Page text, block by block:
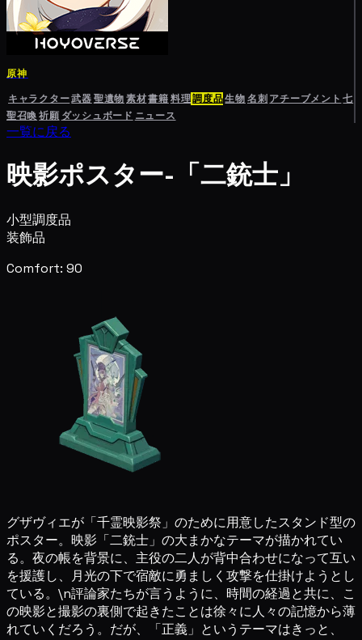
原神
キャラクター武器聖遺物素材書籍料理調度品生物名刺 アチーブメント 七
聖召喚祈願 ダッシュボード ニュース
一覧に戻る
映影ポスター-「二銃士」
小型調度品
装飾品
Comfort: 90
グザヴィエが「千霊映影祭」のために用意したスタンド型の
ポスター。映影「二銃士」の大まかなテーマが描かれてい
る。夜の帳を背景に、主役の二人が背中合わせになって互い
を援護し、月光の下で宿敵に勇ましく攻撃を仕掛けようとし
ている。\n評論家たちが言うように、時間の経過と共に、こ
の映影と撮影の裏側で起きたことは徐々に人々の記憶から薄
れていくだろう。だが、「正義」というテーマはきっと、